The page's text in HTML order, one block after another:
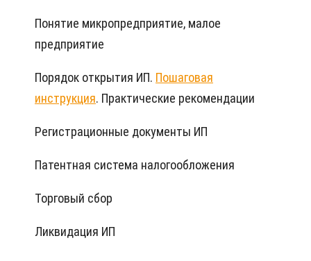
Понятие микропредприятие, малое
предприятие
Порядок открытия ИП. Пошаговая
инструкция. Практические рекомендации
Регистрационные документы ИП
Патентная система налогообложения
Торговый сбор
Ликвидация ИП